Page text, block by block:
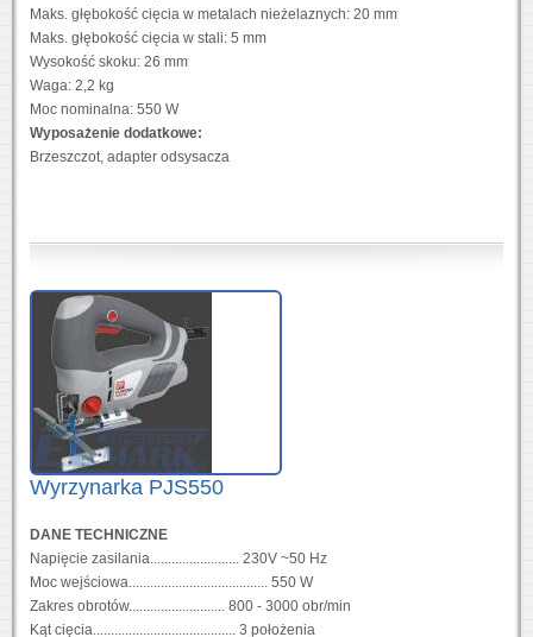
Maks. głębokość cięcia w metalach nieżelaznych: 20 mm
Maks. głębokość cięcia w stali: 5 mm
Wysokość skoku: 26 mm
Waga: 2,2 kg
Moc nominalna: 550 W
Wyposażenie dodatkowe:
Brzeszczot, adapter odsysacza
Wyrzynarka PJS550
DANE TECHNICZNE
Napięcie zasilania......................... 230V ~50 Hz
Moc wejściowa....................................... 550 W
Zakres obrotów........................... 800 - 3000 obr/min
Kąt cięcia........................................ 3 położenia